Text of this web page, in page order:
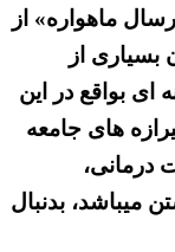
ماهواره» از
بسیاری از
ای بواقع در این
های جامعه
درمانی،
بدنبال